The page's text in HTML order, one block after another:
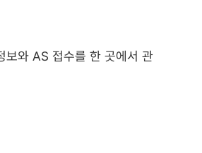
보와 AS 접수를 한 곳에서 관